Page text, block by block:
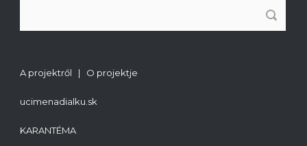
A projektről | O projektje
ucimenadialku.sk
KARANTÉMA